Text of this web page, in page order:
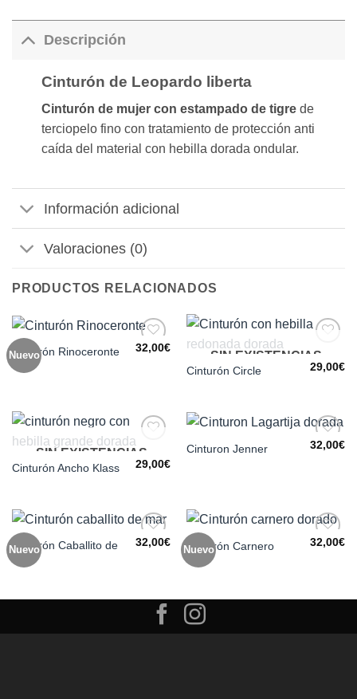
Descripción
Cinturón de Leopardo liberta
Cinturón de mujer con estampado de tigrede
terciopelo fino con tratamiento de protección anti
caída del material con hebilla dorada ondular.
Información adicional
Valoraciones (0)
PRODUCTOS RELACIONADOS
Nuevo
Añadir
Cinturón Rinoceronte 32,00€
Añadir
a la
SIN EXISTENCIAS
Cinturón Circle 29,00€
Añadir
a la
SIN EXISTENCIAS
Cinturón Ancho Klass 29,00€
Añadir
Cinturon Jenner 32,00€
Nuevo
Añadir
Cinturón Caballito de
Mar
32,00€
Nuevo
Añadir
Cinturón Carnero 32,00€